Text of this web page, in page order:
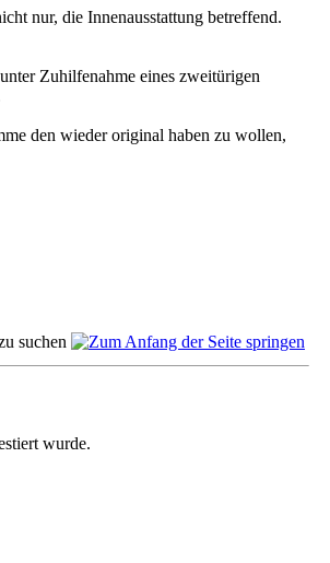
nur, die Innenausstattung betreffend.
Zuhilfenahme eines zweitürigen
den wieder original haben zu wollen,
wurde.